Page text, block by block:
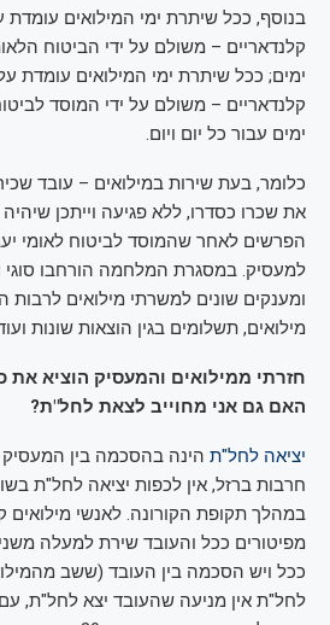
בנוסף, ככל שיתרת ימי המילואים עומדת
קלנדאריים – משולם על ידי הביטוח
ימים; ככל שיתרת ימי המילואים עומדת
ימים עבור כל יום ויום.
כלומר, בעת שירות במילואים – עובד
את שכרו כסדרו, ללא פגיעה וייתכן
הפרשים לאחר שהמוסד לביטוח לאומי
למעסיק. במסגרת המלחמה הורחבו סוגי
ומענקים שונים למשרתי מילואים לרבות
מילואים, תשלומים בגין הוצאות שונות
חזרתי ממילואים והמעסיק הוציא
האם גם אני מחוייב לצאת לחל"ת?
יציאה לחל"ת הינה בהסכמה בין
חרבות ברזל, אין לכפות יציאה לחל"ת
מפיטורים ככל והעובד שירת למעלה
ככל ויש הסכמה בין העובד (ששב
לחל"ת אין מניעה שהעובד יצא לחל"ת,